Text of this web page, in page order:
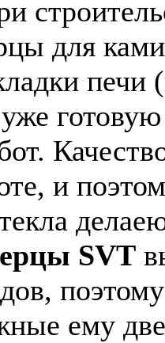
для
печи
и
SVT
ему